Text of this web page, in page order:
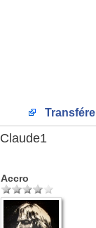
Claude1
Accro